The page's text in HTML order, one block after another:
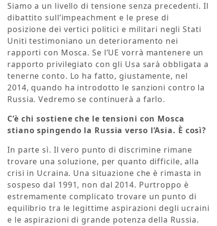
Siamo a un livello di tensione senza precedenti. Il
dibattito sull’impeachment e le prese di
posizione dei vertici politici e militari negli Stati
Uniti testimoniano un deterioramento nei
rapporti con Mosca. Se l’UE vorrà mantenere un
rapporto privilegiato con gli Usa sarà obbligata a
tenerne conto. Lo ha fatto, giustamente, nel
2014, quando ha introdotto le sanzioni contro la
Russia. Vedremo se continuerà a farlo.
C’è chi sostiene che le tensioni con Mosca
stiano spingendo la Russia verso l’Asia. È così?
In parte sì. Il vero punto di discrimine rimane
trovare una soluzione, per quanto difficile, alla
crisi in Ucraina. Una situazione che è rimasta in
sospeso dal 1991, non dal 2014. Purtroppo è
estremamente complicato trovare un punto di
equilibrio tra le legittime aspirazioni degli ucraini
e le aspirazioni di grande potenza della Russia.